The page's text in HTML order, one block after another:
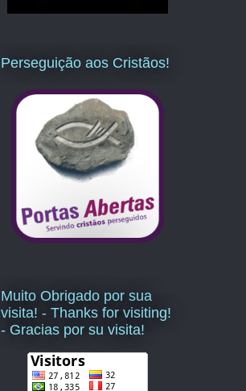
Perseguição aos Cristãos!
Muito Obrigado por sua
visita! - Thanks for visiting!
- Gracias por su visita!